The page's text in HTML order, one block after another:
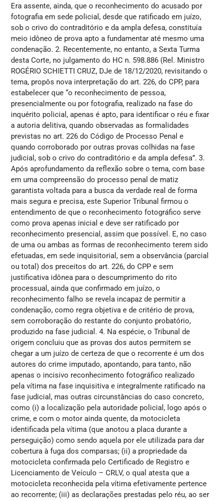
Era assente, ainda, que o reconhecimento do acusado por
fotografia em sede policial, desde que ratificado em juízo,
sob o crivo do contraditório e da ampla defesa, constituía
meio idôneo de prova apto a fundamentar até mesmo uma
condenação. 2. Recentemente, no entanto, a Sexta Turma
desta Corte, no julgamento do HC n. 598.886 (Rel. Ministro
ROGÉRIO SCHIETTI CRUZ, DJe de 18/12/2020, revisitando o
tema, propôs nova interpretação do art. 226, do CPP, para
estabelecer que “o reconhecimento de pessoa,
presencialmente ou por fotografia, realizado na fase do
inquérito policial, apenas é apto, para identificar o réu e fixar
a autoria delitiva, quando observadas as formalidades
previstas no art. 226 do Código de Processo Penal e
quando corroborado por outras provas colhidas na fase
judicial, sob o crivo do contraditório e da ampla defesa”. 3.
Após aprofundamento da reflexão sobre o tema, com base
em uma compreensão do processo penal de matiz
garantista voltada para a busca da verdade real de forma
mais segura e precisa, este Superior Tribunal firmou o
entendimento de que o reconhecimento fotográfico serve
como prova apenas inicial e deve ser ratificado por
reconhecimento presencial, assim que possível. E, no caso
de uma ou ambas as formas de reconhecimento terem sido
efetuadas, em sede inquisitorial, sem a observância (parcial
ou total) dos preceitos do art. 226, do CPP e sem
justificativa idônea para o descumprimento do rito
processual, ainda que confirmado em juízo, o
reconhecimento falho se revela incapaz de permitir a
condenação, como regra objetiva e de critério de prova,
sem corroboração do restante do conjunto probatório,
produzido na fase judicial. 4. Na espécie, o Tribunal de
origem concluiu que as provas dos autos permitem se
chegar a um juízo de certeza de que o recorrente é um dos
autores do crime imputado, apontando, para tanto, não
apenas o incisivo reconhecimento fotográfico realizado
pela vítima na fase inquisitiva e integralmente ratificado na
fase judicial, mas outras circunstâncias do caso concreto,
como (i) a localização pela autoridade policial, logo após o
crime, e com o motor ainda quente, da motocicleta
identificada pela vítima (que anotou a placa durante a
perseguição) como sendo aquela por ele utilizada para dar
cobertura à fuga dos comparsas; (ii) a propriedade da
motocicleta confirmada pelo Certificado de Registro e
Licenciamento de Veículo – CRLV, o qual atesta que a
motocicleta reconhecida pela vítima efetivamente pertence
ao recorrente; (iii) as declarações prestadas pelo réu, ao ser